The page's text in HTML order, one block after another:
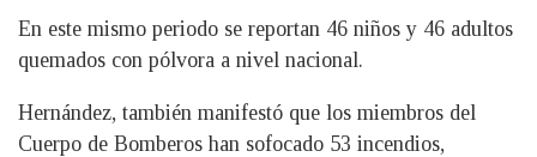
En este mismo periodo se reportan 46 niños y 46 adultos
quemados con pólvora a nivel nacional.
Hernández, también manifestó que los miembros del
Cuerpo de Bomberos han sofocado 53 incendios,